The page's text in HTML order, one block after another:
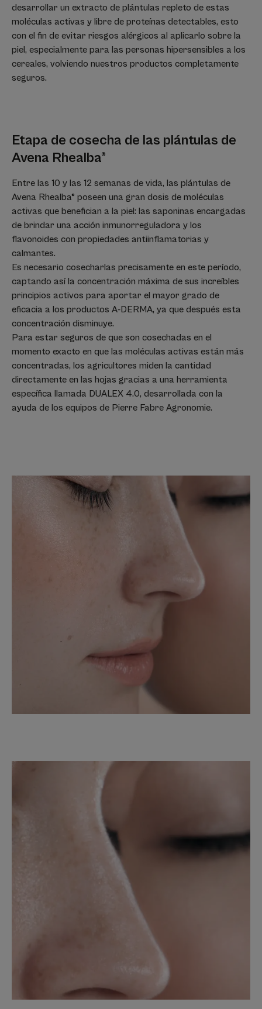
desarrollar un extracto de plántulas repleto de estas
moléculas activas y libre de proteínas detectables, esto
con el fin de evitar riesgos alérgicos al aplicarlo sobre la
piel, especialmente para las personas hipersensibles a los
cereales, volviendo nuestros productos completamente
seguros.
Etapa de cosecha de las plántulas de
Avena Rhealba®
Entre las 10 y las 12 semanas de vida, las plántulas de
Avena Rhealba® poseen una gran dosis de moléculas
activas que benefician a la piel: las saponinas encargadas
de brindar una acción inmunorreguladora y los
flavonoides con propiedades antiinflamatorias y
calmantes.
Es necesario cosecharlas precisamente en este período,
captando así la concentración máxima de sus increíbles
principios activos para aportar el mayor grado de
eficacia a los productos A-DERMA, ya que después esta
concentración disminuye.
Para estar seguros de que son cosechadas en el
momento exacto en que las moléculas activas están más
concentradas, los agricultores miden la cantidad
directamente en las hojas gracias a una herramienta
específica llamada DUALEX 4.0, desarrollada con la
ayuda de los equipos de Pierre Fabre Agronomie.